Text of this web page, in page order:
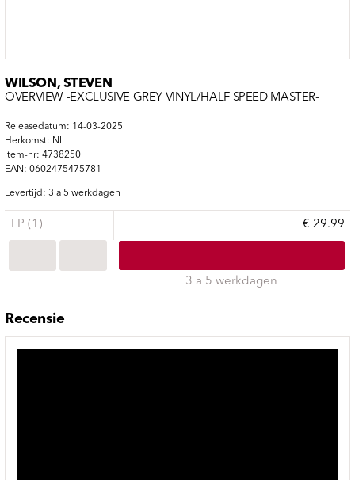
WILSON, STEVEN
OVERVIEW -EXCLUSIVE GREY VINYL/HALF SPEED MASTER-
Releasedatum: 14-03-2025
Herkomst: NL
Item-nr: 4738250
EAN: 0602475475781
Levertijd: 3 a 5 werkdagen
LP (1) € 29.99
3 a 5 werkdagen
Recensie